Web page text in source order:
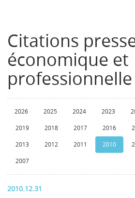
Citations
économique et
professionnelle
2026 2025 2024 2023
2019 2018 2017 2016
2013 2012 2011 2010
2007
2010.12.31